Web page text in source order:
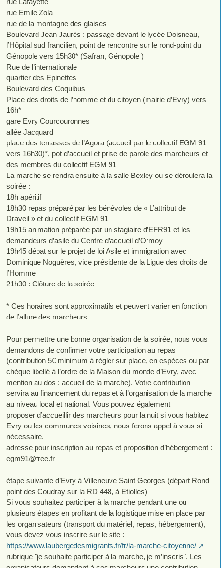
rue Lafayette
rue Emile Zola
rue de la montagne des glaises
Boulevard Jean Jaurès : passage devant le lycée Doisneau,
l’Hôpital sud francilien, point de rencontre sur le rond-point du
Génopole vers 15h30* (Safran, Génopole )
Rue de l’internationale
quartier des Epinettes
Boulevard des Coquibus
Place des droits de l’homme et du citoyen (mairie d’Evry) vers
16h*
gare Evry Courcouronnes
allée Jacquard
place des terrasses de l’Agora (accueil par le collectif EGM 91
vers 16h30)*, pot d’accueil et prise de parole des marcheurs et
des membres du collectif EGM 91
La marche se rendra ensuite à la salle Bexley ou se déroulera la
soirée :
18h apéritif
18h30 repas préparé par les bénévoles de « L’attribut de
Draveil » et du collectif EGM 91
19h15 animation préparée par un stagiaire d’EFR91 et les
demandeurs d’asile du Centre d’accueil d’Ormoy
19h45 débat sur le projet de loi Asile et immigration avec
Dominique Noguères, vice présidente de la Ligue des droits de
l’Homme
21h30 : Clôture de la soirée
* Ces horaires sont approximatifs et peuvent varier en fonction
de l’allure des marcheurs
Pour permettre une bonne organisation de la soirée, nous vous
demandons de confirmer votre participation au repas
(contribution 5€ minimum à régler sur place, en espèces ou par
chèque libellé à l’ordre de la Maison du monde d’Evry, avec
mention au dos : accueil de la marche). Votre contribution
servira au financement du repas et à l’organisation de la marche
au niveau local et national. Vous pouvez également
proposer d’accueillir des marcheurs pour la nuit si vous habitez
Evry ou les communes voisines, nous ferons appel à vous si
nécessaire.
adresse pour inscription au repas et proposition d’hébergement :
egm91@free.fr
étape suivante d’Evry à Villeneuve Saint Georges (départ Rond
point des Coudray sur la RD 448, à Etiolles)
Si vous souhaitez participer à la marche pendant une ou
plusieurs étapes en profitant de la logistique mise en place par
les organisateurs (transport du matériel, repas, hébergement),
vous devez vous inscrire sur le site :
https://www.laubergedesmigrants.fr/fr/la-marche-citoyenne/
rubrique "je souhaite participer à la marche, je m’inscris". Les